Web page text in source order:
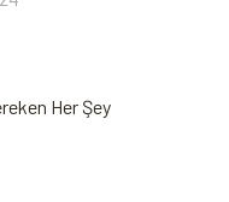
Her Şey